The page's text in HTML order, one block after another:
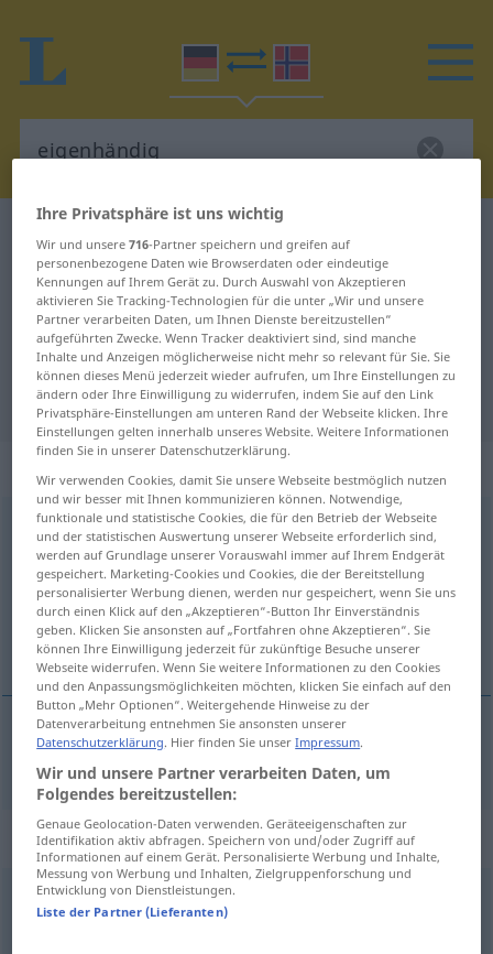
Deutsch-Norwegisch Übersetzung
für "eigenhändig"
"eigenhändig" Norwegisch
Übersetzung
„eigenhändig“
eigenhändig
Übersicht aller Übersetzungen
(Für mehr Details die Übersetzung anklicken/antippen)
egenhendig
eigenhändig
Synonyme für "eigenhändig"
allein(e),selbst (Hauptform)
Ihre Privatsphäre ist uns wichtig
Wir und unsere716-Partner speichern und greifen auf
personenbezogene Daten wie Browserdaten oder eindeutige
Kennungen auf Ihrem Gerät zu. Durch Auswahl von Akzeptieren
aktivieren Sie Tracking-Technologien für die unter „Wir und unsere
Partner verarbeiten Daten, um Ihnen Dienste bereitzustellen“
aufgeführten Zwecke. Wenn Tracker deaktiviert sind, sind manche
Inhalte und Anzeigen möglicherweise nicht mehr so relevant für Sie. Sie
können dieses Menü jederzeit wieder aufrufen, um Ihre Einstellungen zu
ändern oder Ihre Einwilligung zu widerrufen, indem Sie auf den Link
Privatsphäre-Einstellungen am unteren Rand der Webseite klicken. Ihre
Einstellungen gelten innerhalb unseres Website. Weitere Informationen
finden Sie in unserer Datenschutzerklärung.
Wir verwenden Cookies, damit Sie unsere Webseite bestmöglich nutzen
und wir besser mit Ihnen kommunizieren können. Notwendige,
funktionale und statistische Cookies, die für den Betrieb der Webseite
und der statistischen Auswertung unserer Webseite erforderlich sind,
werden auf Grundlage unserer Vorauswahl immer auf Ihrem Endgerät
gespeichert. Marketing-Cookies und Cookies, die der Bereitstellung
personalisierter Werbung dienen, werden nur gespeichert, wenn Sie uns
durch einen Klick auf den „Akzeptieren“-Button Ihr Einverständnis
geben. Klicken Sie ansonsten auf „Fortfahren ohne Akzeptieren“. Sie
können Ihre Einwilligung jederzeit für zukünftige Besuche unserer
Webseite widerrufen. Wenn Sie weitere Informationen zu den Cookies
und den Anpassungsmöglichkeiten möchten, klicken Sie einfach auf den
Button „Mehr Optionen“. Weitergehende Hinweise zu der
Datenverarbeitung entnehmen Sie ansonsten unserer
Datenschutzerklärung. Hier finden Sie unserImpressum.
Wir und unsere Partner verarbeiten Daten, um
Folgendes bereitzustellen:
Genaue Geolocation-Daten verwenden. Geräteeigenschaften zur
Identifikation aktiv abfragen. Speichern von und/oder Zugriff auf
Informationen auf einem Gerät. Personalisierte Werbung und Inhalte,
Messung von Werbung und Inhalten, Zielgruppenforschung und
Entwicklung von Dienstleistungen.
Liste der Partner (Lieferanten)